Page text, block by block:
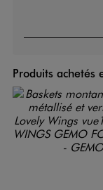
Produits achetés